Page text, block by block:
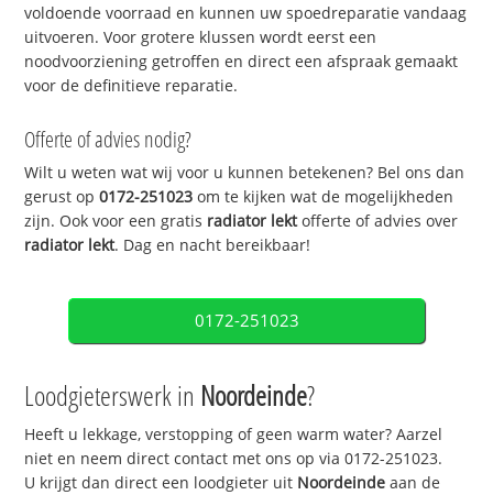
voldoende voorraad en kunnen uw spoedreparatie vandaag
uitvoeren. Voor grotere klussen wordt eerst een
noodvoorziening getroffen en direct een afspraak gemaakt
voor de definitieve reparatie.
Offerte of advies nodig?
Wilt u weten wat wij voor u kunnen betekenen? Bel ons dan
gerust op0172-251023 om te kijken wat de mogelijkheden
zijn. Ook voor een gratis radiator lektofferte of advies over
radiator lekt. Dag en nacht bereikbaar!
0172-251023
Loodgieterswerk in Noordeinde?
Heeft u lekkage, verstopping of geen warm water? Aarzel
niet en neem direct contact met ons op via 0172-251023.
U krijgt dan direct een loodgieter uit Noordeinde aan de